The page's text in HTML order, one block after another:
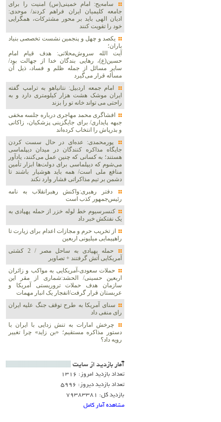
سامه‌یح: امام خمینی(س) امنیت را برای
جامعه کلیمیان ایران فراهم کردند/ موحدی:
ادیان الهی باید بر محور مشترکات، همگرایی
خود را تقویت کنند
یکصد و چهل و پنجمین نشست تخصصی بنیاد
باران؛
آیت الله سروش‌محلاتی: هدف قیام امام
حسین(ع)، رهایی بندگان خدا از جهالت بود/
سایر مسائل از جمله ظلم و فساد، ذیل آن
مسأله قرار می‌گیرد
امام جمعه اردبیل: نتانیاهو به ترامپ گفته
ایران موشک هشت هزار کیلومتری دارد و به
راحتی می تواند خانه تو را بزند
افشاگری محمد مهاجری درباره جلسه مخفی
جبهه پایداری/ برای جایگزینی پزشکیان، زاکانی
و بذرپاش را انتخاب کرده‌اند
پورمحمدی: عده‌ای در حال سست کردن
جایگاه مذاکره کنندگان در میدان دیپلماسی
هستند؛ به کسانی که چنین عمل می‌کنند، یادآور
می‌شوم که دیپلماسی برای دولت‌ها ابزار تأمین
منافع ملی است/ همه باید هوشیار باشند تا
دشمن بر تیم مذاکراتی فشار وارد نکند
دفتر رهبری:واکنش رهبرانقلاب به نامه
رئیس‌جمهور کذب است
کنسرسیوم خط لوله خزر از حمله پهپادی به
یک نفتکش خبر داد
از تخریب حرم و مجازات اعدام برای زیارت تا
راهپیمایی میلیونی اربعین
حمله پهپادی به ساحل مصر / 2 کشتی
آمریکایی آتش گرفتند + تصاویر
حملات سعودی-آمریکایی به مواکب و زائران
اربعین حسینی/ الحشد:شماری از مقر این
سازمان هدف حملات تروریستی آمریکا و
عربستان قرار گرفت/انفجار یک انبار مهمات
سنای آمریکا به طرح توقف جنگ علیه ایران
رای منفی داد
چرخش امارات به تنش زدایی با ایران با
دستور مذاکره مستقیم؛ «بن زاید» چرا تغییر
رویه داد؟
آمار بازديد از سايت
تعداد بازدید امروز: 1316
تعداد بازدید دیروز: 5996
بازدید کل: 79383381
مشاهده آمار کامل